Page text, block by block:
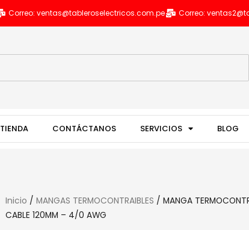
Correo: ventas@tableroselectricos.com.pe Correo:
TIENDA CONTÁCTANOS SERVICIOS BLOG
Inicio /MANGAS TERMOCONTRAIBLES / MANGA
CABLE 120MM – 4/0 AWG